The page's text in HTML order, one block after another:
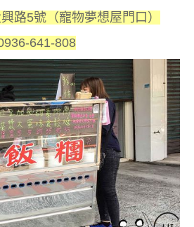
路5號（寵物夢想屋門口）
641-808